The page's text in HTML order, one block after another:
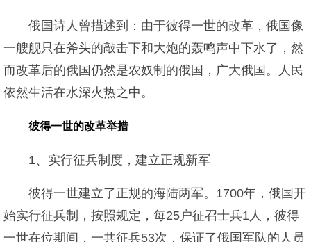
俄国诗人曾描述到：由于彼得一世的改革，俄国像
一艘舰只在斧头的敲击下和大炮的轰鸣声中下水了，然
而改革后的俄国仍然是农奴制的俄国，广大俄国。人民
依然生活在水深火热之中。
彼得一世的改革举措
1、实行征兵制度，建立正规新军
彼得一世建立了正规的海陆两军。1700年，俄国开
始实行征兵制，按照规定，每25户征召士兵1人，彼得
一世在位期间，一共征兵53次，保证了俄国军队的人员